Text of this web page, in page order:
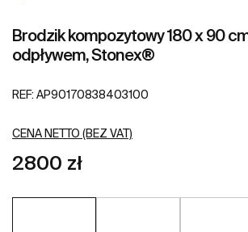
Brodzik kompozytowy 180 x 90
odpływem, Stonex®
REF: AP90170838403100
CENA NETTO (BEZ VAT)
2800 zł